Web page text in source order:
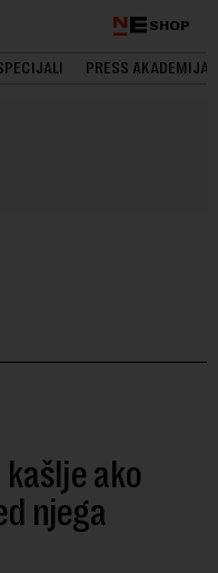
SHOP
PRESS AKADEMIJA
kašlje ako
njega